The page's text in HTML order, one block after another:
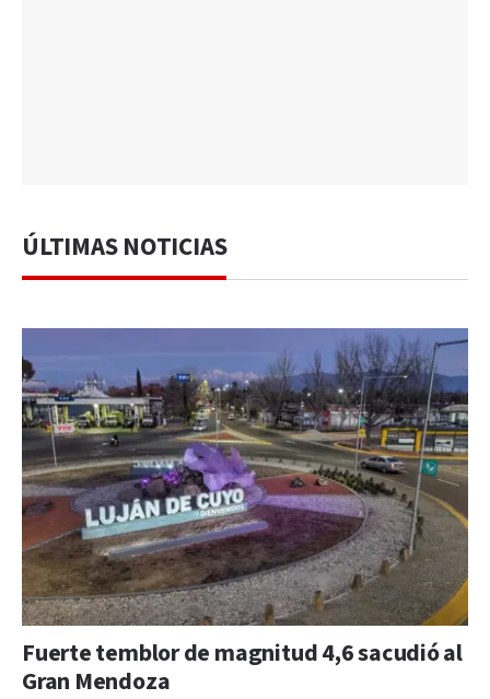
ÚLTIMAS NOTICIAS
Fuerte temblor de magnitud 4,6 sacudió al
Gran Mendoza